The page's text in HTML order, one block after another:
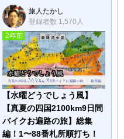
旅人たかし
登録者数 1,570人
2年前
【水曜どうでしょう風】
【真夏の四国2100km9日間
バイクお遍路の旅】総集
編！1〜88番札所順打ち！